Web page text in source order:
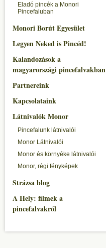
Eladó pincék a Monori
Pincefaluban
Monori Borút Egyesület
Legyen Neked is Pincéd!
Kalandozások a
magyarországi pincefalvakban
Partnereink
Kapcsolataink
Látnivalók Monor
Pincefalunk látnivalói
Monor Látnivalói
Monor és környéke látnivalói
Monor, régi fényképek
Strázsa blog
A Hely: filmek a
pincefalvakról